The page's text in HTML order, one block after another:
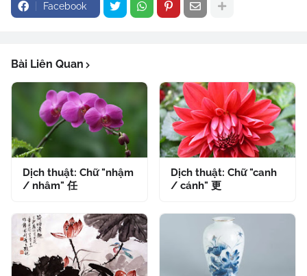
Facebook
Bài Liên Quan
Dịch thuật: Chữ "nhậm
/ nhâm" 任
Dịch thuật: Chữ "canh
/ cánh" 更